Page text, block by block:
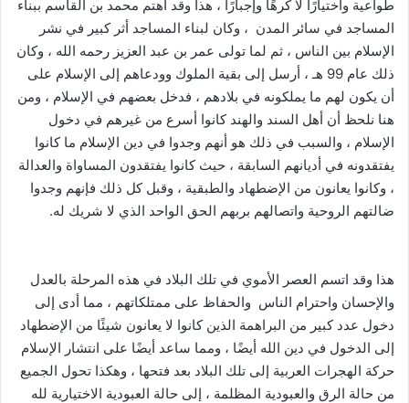
طواعية واختيارًا لا كرهًا وإجبارًا ، هذا وقد اهتم محمد بن القاسم ببناء
المساجد في سائر المدن ، وكان لبناء المساجد أثر كبير في نشر
الإسلام بين الناس ، ثم لما تولى عمر بن عبد العزيز رحمه الله ، وكان
ذلك عام 99 هـ ، أرسل إلى بقية الملوك وودعاهم إلى الإسلام على
أن يكون لهم ما يملكونه في بلادهم ، فدخل بعضهم في الإسلام ، ومن
هنا نلحظ أن أهل السند والهند كانوا أسرع من غيرهم في دخول
الإسلام ، والسبب في ذلك هو أنهم وجدوا في دين الإسلام ما كانوا
يفتقدونه في أديانهم السابقة ، حيث كانوا يفتقدون المساواة والعدالة
، وكانوا يعانون من الإضطهاد والطبقية ، وقبل كل ذلك فإنهم وجدوا
ضالتهم الروحية واتصالهم بربهم الحق الواحد الذي لا شريك له.
هذا وقد اتسم العصر الأموي في تلك البلاد في هذه المرحلة بالعدل
والإحسان واحترام الناس والحفاظ على ممتلكاتهم ، مما أدى إلى
دخول عدد كبير من البراهمة الذين كانوا لا يعانون شيئًا من الإضطهاد
إلى الدخول في دين الله أيضًا ، ومما ساعد أيضًا على انتشار الإسلام
حركة الهجرات العربية إلى تلك البلاد بعد فتحها ، وهكذا تحول الجميع
من حالة الرق والعبودية المظلمة ، إلى حالة العبودية الاختيارية لله